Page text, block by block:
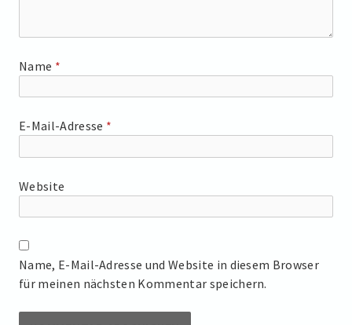
Name *
E-Mail-Adresse *
Website
Name, E-Mail-Adresse und Website in diesem Browser
für meinen nächsten Kommentar speichern.